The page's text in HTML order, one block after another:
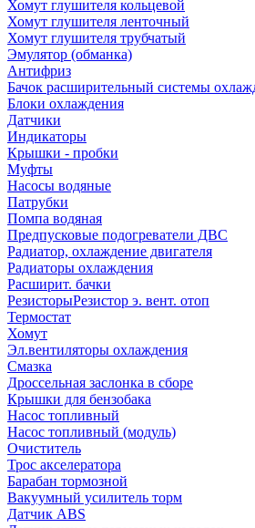
Хомут глушителя кольцевой
Хомут глушителя ленточный
Хомут глушителя трубчатый
Эмулятор (обманка)
Антифриз
Бачок расширительный системы
Блоки охлаждения
Датчики
Индикаторы
Крышки - пробки
Муфты
Насосы водяные
Патрубки
Помпа водяная
Предпусковые подогреватели ДВС
Радиатор, охлаждение двигателя
Радиаторы охлаждения
Расширит. бачки
РезисторыРезистор э. вент. отоп
Термостат
Хомут
Эл.вентиляторы охлаждения
Смазка
Дроссельная заслонка в сборе
Крышки для бензобака
Насос топливный
Насос топливный (модуль)
Очиститель
Трос акселератора
Барабан тормозной
Вакуумный усилитель торм
Датчик ABS